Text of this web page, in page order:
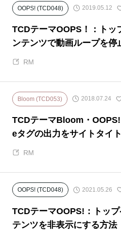
OOPS! (TCD048) 2019.05.12
TCDテーマOOPS！：トッ
ンテンツで動画ループを停
RM
Bloom (TCD053) 2018.07.24
TCDテーマBloom・
eタグの出力をサイトタイ
RM
OOPS! (TCD048) 2021.05.26
TCDテーマOOPS!：トッ
テンツを非表示にする方法